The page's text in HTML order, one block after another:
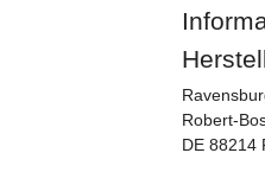
Robert-
DE 88214